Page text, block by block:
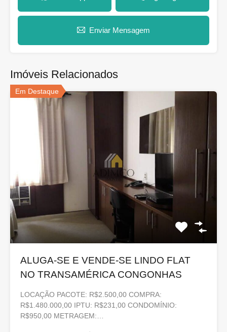
Enviar Mensagem
Imóveis Relacionados
Em Destaque
ALUGA-SE E VENDE-SE LINDO FLAT
NO TRANSAMÉRICA CONGONHAS
LOCAÇÃO PACOTE: R$2.500,00 COMPRA:
R$1.480.000,00 IPTU: R$231,00 CONDOMÍNIO:
R$950,00 METRAGEM:…